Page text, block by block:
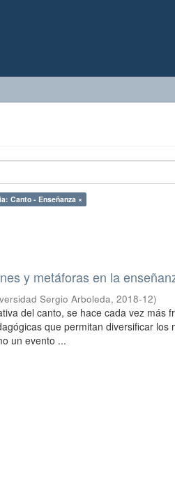
Canto - Enseñanza ×
y metáforas en la
Sergio Arboleda,2018-12)
del canto, se hace cada vez más
que permitan diversificar los
un evento ...